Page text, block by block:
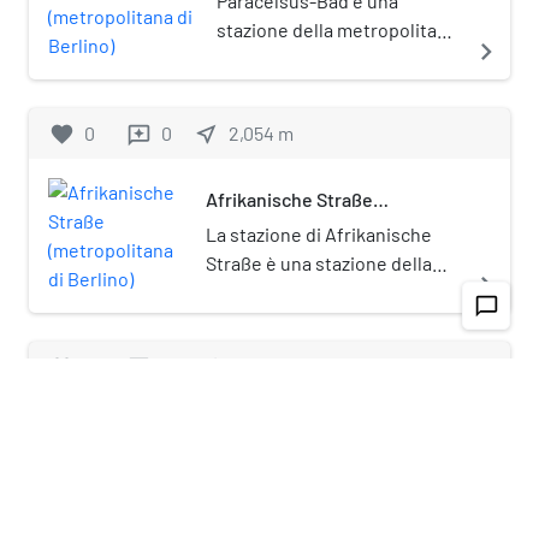
Berlino.
stazione della metropolitana
navigate_next
favorite 0 reviews 0 near_me 2,054 m
Afrikanische Straße
La stazione di Afrikanische
Straße è una stazione della
linea U6.
navigate_next
chat_bubble_outline